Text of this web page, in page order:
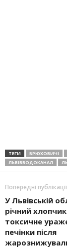
ТЕГИ БРЮХОВИЧІ
ЛЬВІВВОДОКАНАЛ
Попередні публікації
У Львівській
річний хлопчик
токсичне
печінки після